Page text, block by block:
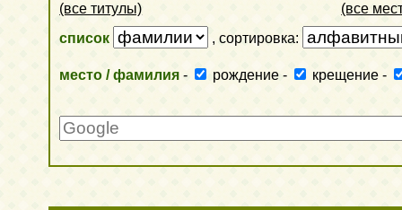
(все титулы)
(все
список
, сортировка:
место / фамилия - рождение- крещение-